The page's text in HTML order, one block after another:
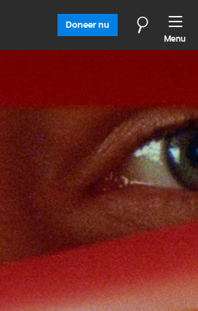
Doneer nu
Menu